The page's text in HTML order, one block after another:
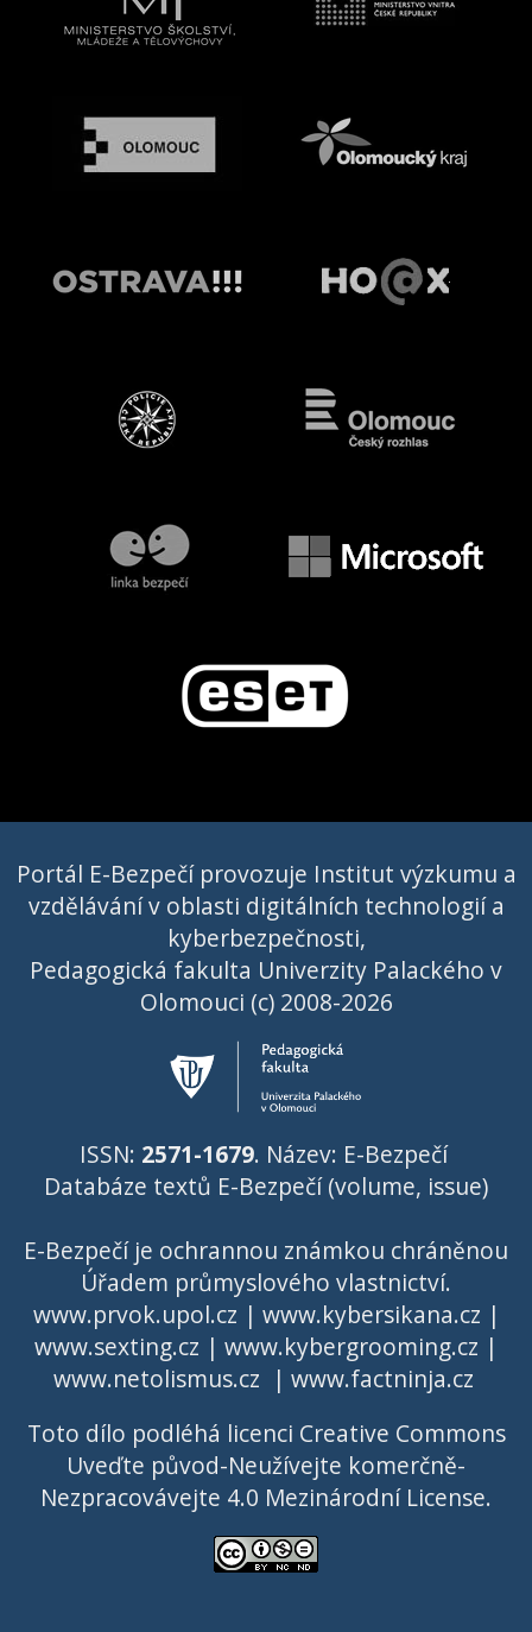
Portál E-Bezpečí provozuje Institut výzkumu a
vzdělávání v oblasti digitálních technologií a
kyberbezpečnosti,
Pedagogická fakulta Univerzity Palackého v
Olomouci (c) 2008-2026
ISSN: 2571-1679. Název: E-Bezpečí
Databáze textů E-Bezpečí (volume, issue)
E-Bezpečí je ochrannou známkou chráněnou
Úřadem průmyslového vlastnictví.
www.prvok.upol.cz | www.kybersikana.cz |
www.sexting.cz | www.kybergrooming.cz |
www.netolismus.cz | www.factninja.cz
Toto dílo podléhá licenci Creative Commons
Uveďte původ-Neužívejte komerčně-
Nezpracovávejte 4.0 Mezinárodní License.